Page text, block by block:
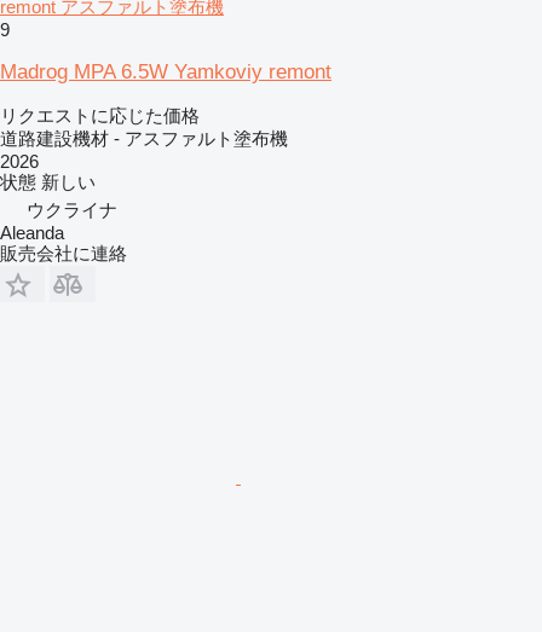
remont アスファルト塗布機
9
Madrog MPA 6.5W Yamkoviy remont
リクエストに応じた価格
道路建設機材 - アスファルト塗布機
2026
状態 新しい
ウクライナ
Aleanda
販売会社に連絡